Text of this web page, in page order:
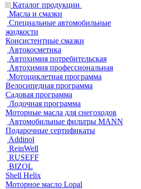
Каталог продукции
Масла и смазки
Специальные автомобильные
жидкости
Консистентные смазки
Автокосметика
Автохимия потребительская
Автохимия профессиональная
Мотоциклетная программа
Велосипедная программа
Садовая программа
Лодочная программа
Моторные масла для снегоходов
Автомобильные фильтры MANN
Подарочные сертификаты
Addinol
ReinWell
RUSEFF
BIZOL
Shell Helix
Моторное масло Lopal